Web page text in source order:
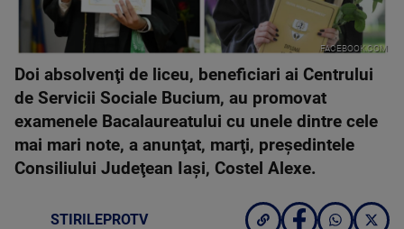
FACEBOOK.COM
Doi absolvenţi de liceu, beneficiari ai Centrului
de Servicii Sociale Bucium, au promovat
examenele Bacalaureatului cu unele dintre cele
mai mari note, a anunţat, marţi, preşedintele
Consiliului Judeţean Iaşi, Costel Alexe.
STIRILEPROTV